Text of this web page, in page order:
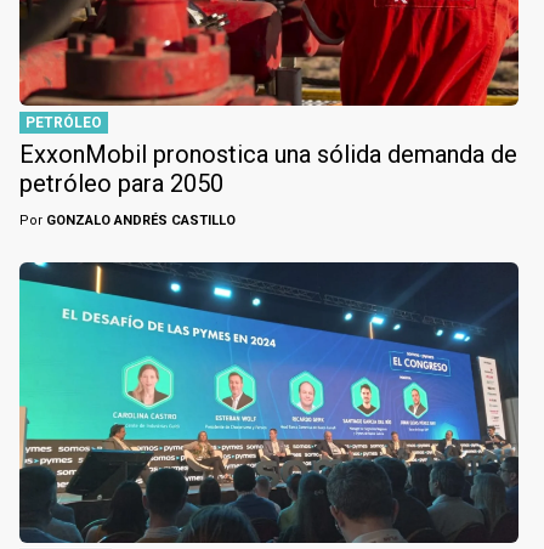
PETRÓLEO
ExxonMobil pronostica una sólida demanda de
petróleo para 2050
Por GONZALO ANDRÉS CASTILLO